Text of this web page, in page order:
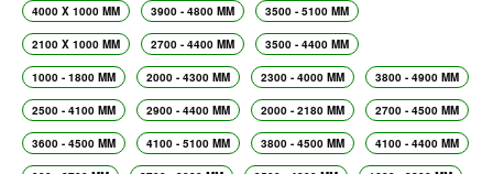
4000 X 1000 MM 3900 - 4800 MM 3500 - 5100 MM
2100 X 1000 MM 2700 - 4400 MM 3500 - 4400 MM
1000 - 1800 MM 2000 - 4300 MM 2300 - 4000 MM 3800 - 4900 MM
2500 - 4100 MM 2900 - 4400 MM 2000 - 2180 MM 2700 - 4500 MM
3600 - 4500 MM 4100 - 5100 MM 3800 - 4500 MM 4100 - 4400 MM